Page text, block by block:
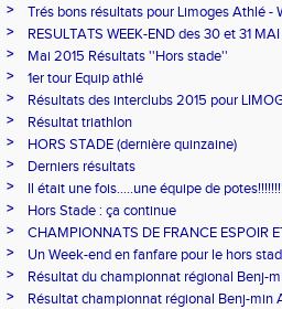
>
Trés bons résultats pour Limoges Athlé -
>
RESULTATS WEEK-END des 30 et 31
>
Mai 2015 Résultats ''Hors stade''
>
1er tour Equip athlé
>
Résultats des interclubs 2015 pour
>
Résultat triathlon
>
HORS STADE (dernière quinzaine)
>
Derniers résultats
>
Il était une fois.....une équipe de
>
Hors Stade : ça continue
>
CHAMPIONNATS DE FRANCE ESPOIR
>
Un Week-end en fanfare pour le hors
>
Résultat du championnat régional Benj-
>
Résultat championnat régional Benj-min